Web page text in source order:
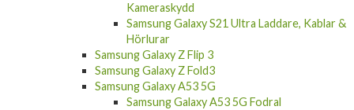
Kameraskydd
Samsung Galaxy S21 Ultra Laddare, Kablar &
Hörlurar
Samsung Galaxy Z Flip 3
Samsung Galaxy Z Fold3
Samsung Galaxy A53 5G
Samsung Galaxy A53 5G Fodral